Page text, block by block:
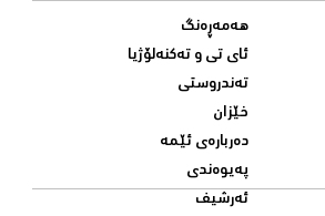
هەمەڕەنگ
ئای تی و تەکنەلۆژیا
تەندروستی
خێزان
دەربارەی ئێمە
پەیوەندی
ئەرشیف